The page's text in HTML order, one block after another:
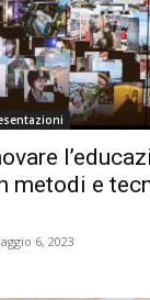
metodi e
6, 2023